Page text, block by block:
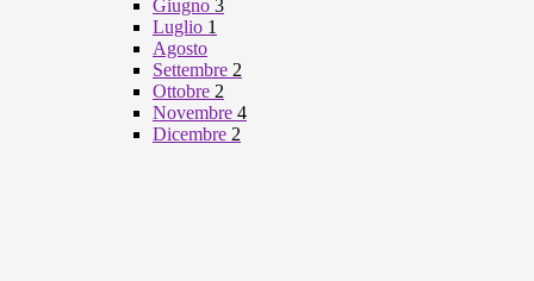
Giugno 3
Luglio 1
Agosto
Settembre 2
Ottobre 2
Novembre 4
Dicembre 2